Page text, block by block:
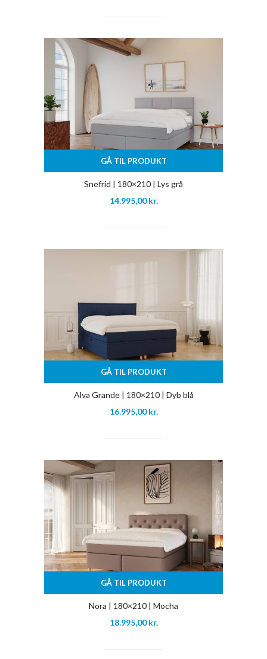
GÅ TIL PRODUKT
Snefrid | 180×210 | Lys grå
14.995,00kr.
GÅ TIL PRODUKT
Alva Grande | 180×210 | Dyb blå
16.995,00kr.
GÅ TIL PRODUKT
Nora | 180×210 | Mocha
18.995,00kr.